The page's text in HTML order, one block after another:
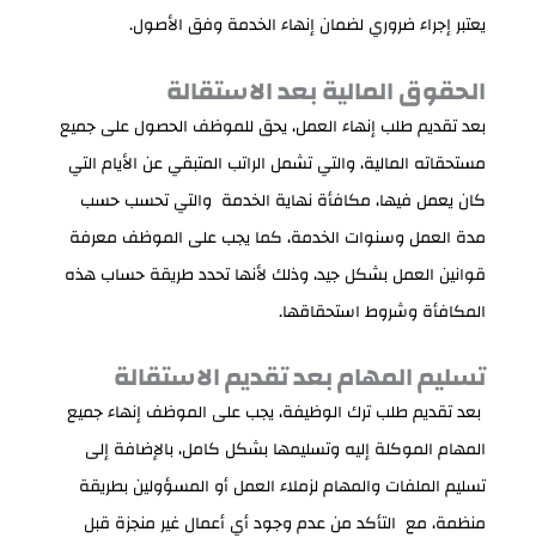
يعتبر إجراء ضروري لضمان إنهاء الخدمة وفق الأصول.
الحقوق المالية بعد الاستقالة
بعد تقديم طلب إنهاء العمل، يحق للموظف الحصول على جميع
مستحقاته المالية، والتي تشمل الراتب المتبقي عن الأيام التي
كان يعمل فيها، مكافأة نهاية الخدمة والتي تحسب حسب
مدة العمل وسنوات الخدمة، كما يجب على الموظف معرفة
قوانين العمل بشكل جيد، وذلك لأنها تحدد طريقة حساب هذه
المكافأة وشروط استحقاقها.
تسليم المهام بعد تقديم الاستقالة
بعد تقديم طلب ترك الوظيفة، يجب على الموظف إنهاء جميع
المهام الموكلة إليه وتسليمها بشكل كامل، بالإضافة إلى
تسليم الملفات والمهام لزملاء العمل أو المسؤولين بطريقة
منظمة، مع التأكد من عدم وجود أي أعمال غير منجزة قبل